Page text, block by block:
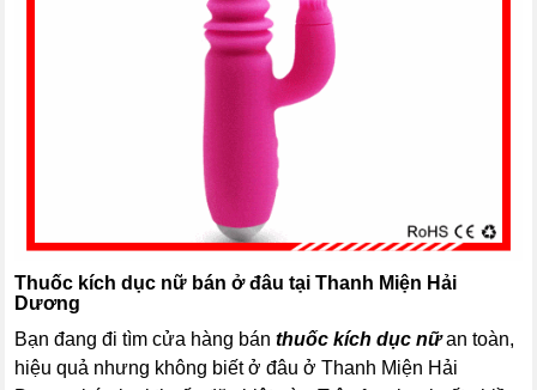
Thuốc kích dục nữ bán ở đâu tại Thanh Miện Hải
Dương
Bạn đang đi tìm cửa hàng bánthuốc kích dục nữan toàn,
hiệu quả nhưng không biết ở đâu ở Thanh Miện Hải